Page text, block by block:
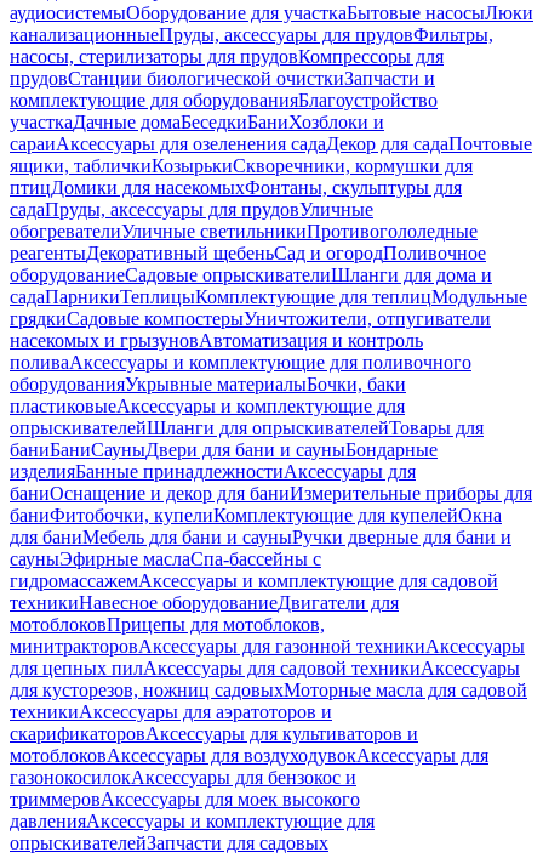
аудиосистемыОборудование для участкаБытовые насосыЛюки
канализационныеПруды, аксессуары для прудовФильтры,
насосы, стерилизаторы для прудовКомпрессоры для
прудовСтанции биологической очисткиЗапчасти и
комплектующие для оборудованияБлагоустройство
участкаДачные домаБеседкиБаниХозблоки и
сараиАксессуары для озеленения садаДекор для садаПочтовые
ящики, табличкиКозырькиСкворечники, кормушки для
птицДомики для насекомыхФонтаны, скульптуры для
садаПруды, аксессуары для прудовУличные
обогревателиУличные светильникиПротивогололедные
реагентыДекоративный щебеньСад и огородПоливочное
оборудованиеСадовые опрыскивателиШланги для дома и
садаПарникиТеплицыКомплектующие для теплицМодульные
грядкиСадовые компостерыУничтожители, отпугиватели
насекомых и грызуновАвтоматизация и контроль
поливаАксессуары и комплектующие для поливочного
оборудованияУкрывные материалыБочки, баки
пластиковыеАксессуары и комплектующие для
опрыскивателейШланги для опрыскивателейТовары для
баниБаниСауныДвери для бани и сауныБондарные
изделияБанные принадлежностиАксессуары для
баниОснащение и декор для баниИзмерительные приборы для
баниФитобочки, купелиКомплектующие для купелейОкна
для баниМебель для бани и сауныРучки дверные для бани и
сауныЭфирные маслаСпа-бассейны с
гидромассажемАксессуары и комплектующие для садовой
техникиНавесное оборудованиеДвигатели для
мотоблоковПрицепы для мотоблоков,
минитракторовАксессуары для газонной техникиАксессуары
для цепных пилАксессуары для садовой техникиАксессуары
для кусторезов, ножниц садовыхМоторные масла для садовой
техникиАксессуары для аэратоторов и
скарификаторовАксессуары для культиваторов и
мотоблоковАксессуары для воздуходувокАксессуары для
газонокосилокАксессуары для бензокос и
триммеровАксессуары для моек высокого
давленияАксессуары и комплектующие для
опрыскивателейЗапчасти для садовых